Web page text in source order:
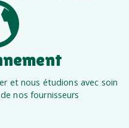
et nous étudions avec soin
nos fournisseurs